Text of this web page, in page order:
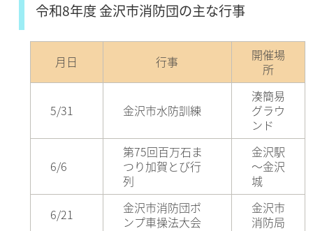
令和8年度 金沢市消防団の主な行事
月日 行事
開催場
所
5/31 金沢市水防訓練
湊簡易
グラウ
ンド
6/6
第75回百万石ま
つり加賀とび行
列
金沢駅
～金沢
城
6/21
金沢市消防団ポ
ンプ車操法大会
金沢市
消防局